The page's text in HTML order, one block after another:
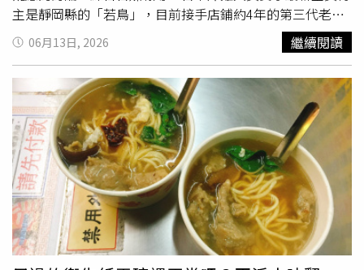
民眾返國入境時如有登革熱疑似症狀，請主動告知機場檢疫
人員；從事戶外活動時建議穿著淺色長袖衣褲，並使用政府
機關核可含敵避（DEET）、派卡瑞丁（Picaridin）或伊默
克（IR-3535）等有效成分之防蚊藥劑。如出現發燒、頭
痛、後眼窩痛、肌肉關節痛等登革熱疑似症狀，請儘速就醫
並告知醫師旅遊活動史。
主是靜岡縣的「若鳥」，目前接手店鋪約4年的第三代老闆
接受電視台訪問時，他大方表示，66年來店內從未一次性倒
掉 整鍋油炸用油；老闆強調，正是依靠這鍋持續養護的老
油，才讓炸雞擁有新油完全無法複製的複合香氣與獨特風
味，而這也是該店能夠在激烈競爭中脫穎而出並斬獲金獎的
關鍵。炸雞店「66年不換油」的消息一出，隨即引發大批網
友對食品安全的疑慮。不過根據業者的實際操作，這項工藝
類似於「老滷汁」或「老麻辣鍋底」的傳統概念，每日營業
結束後，員工會過濾掉肉渣與雜質，保留鍋底少量的老油作
為風味基底，隔日再不斷注入新油進行循環調和。換言之，
舊油在過程中持續被新油稀釋替換，並非同一批油連續高溫
加熱超過半個世紀。然而，這項傳統技法雖然成就了美味，
卻也伴隨著健康隱患；有日本食品專家提醒，食用油經過反
06月13日, 2026 繼續閱讀